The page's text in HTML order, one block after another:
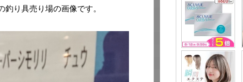
り具売り場の画像です。